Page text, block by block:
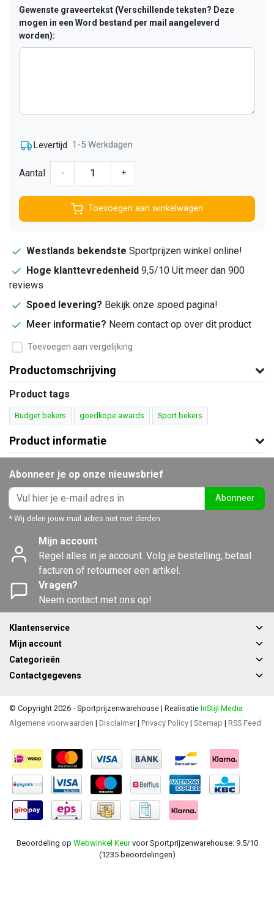
Gewenste graveertekst (Verschillende teksten? Deze
mogen in een Word bestand per mail aangeleverd
worden):
Levertijd 1-5 Werkdagen
Aantal - +
Toevoegen aan winkelwagen
Westlands bekendste Sportprijzen winkel online!
Hoge klanttevredenheid 9,5/10 Uit meer dan 900
reviews
Spoed levering? Bekijk onze spoed pagina!
Meer informatie? Neem contact op over dit product
Toevoegen aan vergelijking
Productomschrijving
Product tags
Budget bekers goedkope awards Sport bekers
Product informatie
Abonneer je op onze nieuwsbrief
Abonneer
* Wij delen jouw mail adres niet met derden.
Mijn account
Regel alles in je account. Volg je bestelling, betaal
facturen of retourneer een artikel.
Vragen?
Neem contact met ons op!
Klantenservice
Mijn account
Categorieën
Contactgegevens
© Copyright 2026 - Sportprijzenwarehouse | Realisatie InStijl Media
Algemene voorwaarden | Disclaimer | Privacy Policy | Sitemap | RSS Feed
Beoordeling op Webwinkel Keurvoor Sportprijzenwarehouse: 9.5/10
(1235 beoordelingen)